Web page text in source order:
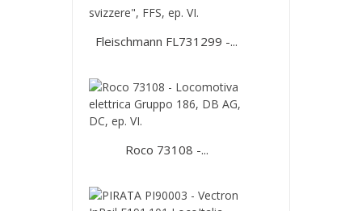
Fleischmann FL731299 -...
Roco 73108 -...